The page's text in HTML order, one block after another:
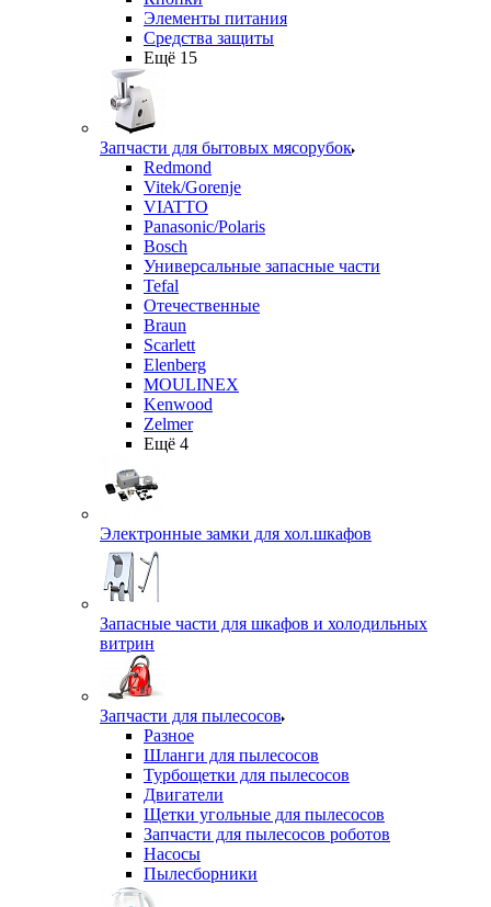
Элементы питания
Средства защиты
Ещё 15
Запчасти для бытовых мясорубок
Redmond
Vitek/Gorenje
VIATTO
Panasonic/Polaris
Bosch
Универсальные запасные части
Tefal
Отечественные
Braun
Scarlett
Elenberg
MOULINEX
Kenwood
Zelmer
Ещё 4
Электронные замки для хол.шкафов
Запасные части для шкафов и холодильных
витрин
Запчасти для пылесосов
Разное
Шланги для пылесосов
Турбощетки для пылесосов
Двигатели
Щетки угольные для пылесосов
Запчасти для пылесосов роботов
Насосы
Пылесборники